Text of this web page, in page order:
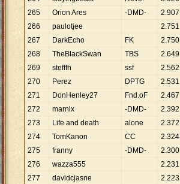
265
Orion Ares -DMD- 2.907
266
paulotjee 2.751
267
DarkEcho FK 2.750
268
TheBlackSwan TBS 2.649
269
stefffh ssf 2.562
270
Perez DPTG 2.531
271
DonHenley27 Fnd.oF 2.467
272
marnix -DMD- 2.392
273
Life and death alone 2.372
274
TomKanon CC 2.324
275
franny -DMD- 2.300
276
wazza555 2.231
277
davidcjasne 2.223